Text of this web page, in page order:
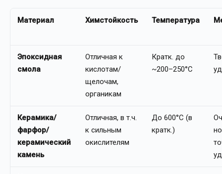
Материал Химстойкость Температура
Эпоксидная
смола
Отличная к
кислотам/
щелочам,
органикам
Кратк. до
~200–250°C
Керамика/
фарфор/
керамический
камень
Отличная, в т.ч.
к сильным
окислителям
До 600°C (в
кратк.)